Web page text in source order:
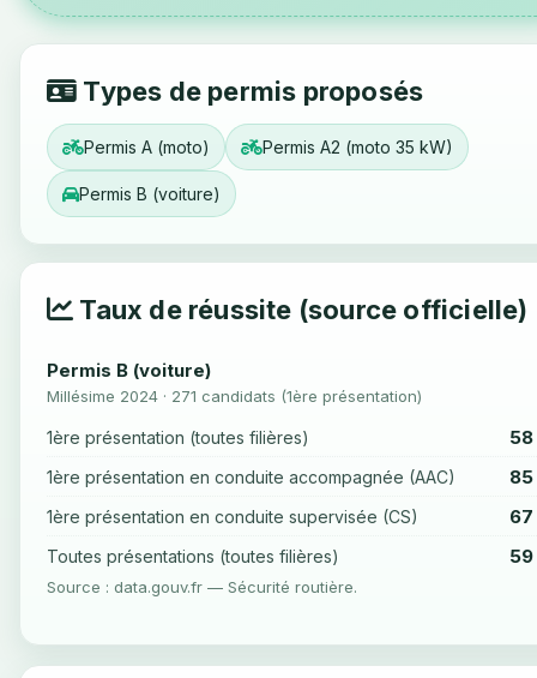
Types de permis proposés
Permis A (moto) Permis A2 (moto 35 kW)
Permis B (voiture)
Taux de réussite (source officielle)
Permis B (voiture)
Millésime 2024 · 271 candidats (1ère présentation)
1ère présentation (toutes filières) 58
1ère présentation en conduite accompagnée (AAC) 85
1ère présentation en conduite supervisée (CS) 67
Toutes présentations (toutes filières) 59
Source : data.gouv.fr — Sécurité routière.